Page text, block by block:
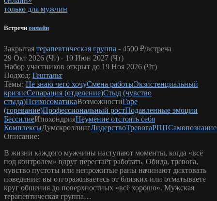
только для мужчин
Встречи онлайн
Закрытая терапевтическая группа - 4500 ₽/встреча
29 Окт 2026 (Чт) - 10 Июн 2027 (Чт)
Набор участников открыт до 19 Ноя 2026 (Чт)
Подход: Гештальт
Темы: Не знаю чего хочуСмена работыЭкзистенциальный
кризисСепарация (отделение)Стыд (чувство
стыда)ПсихосоматикаВозможностиГоре
(горевание)Профессиональный ростПодавленные эмоции
БессилиеИпохондрияНеумение отстоять себя
КомплексыДумскроллингЛидерствоТревогаРППСамопознание
Описание:
В жизни каждого мужчины наступают моменты, когда «всё
под контролем» вдруг перестаёт работать. Обида, тревога,
чувство пустоты или непрожитые раны начинают диктовать
поведение: вы отгораживаетесь от близких или отматываете
круг общения до поверхностных «всё хорошо». Мужская
терапевтическая группа…